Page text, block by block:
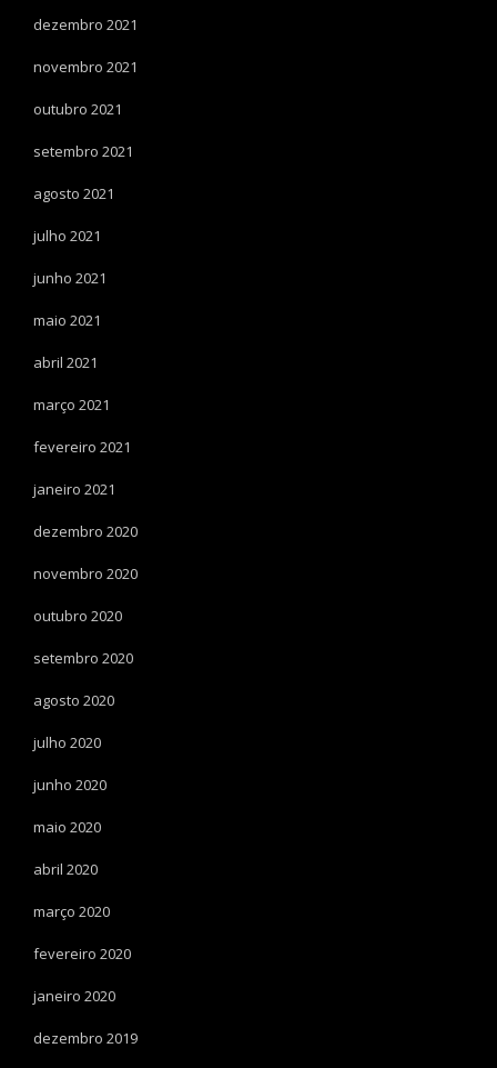
dezembro 2021
novembro 2021
outubro 2021
setembro 2021
agosto 2021
julho 2021
junho 2021
maio 2021
abril 2021
março 2021
fevereiro 2021
janeiro 2021
dezembro 2020
novembro 2020
outubro 2020
setembro 2020
agosto 2020
julho 2020
junho 2020
maio 2020
abril 2020
março 2020
fevereiro 2020
janeiro 2020
dezembro 2019